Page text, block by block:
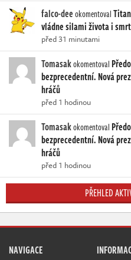
falco-deeokomentoval
vládne silami života i
před 31 minutami
Tomasakokomentoval
bezprecedentní. Nová
hráčů
před 1 hodinou
Tomasakokomentoval
bezprecedentní. Nová
hráčů
před 1 hodinou
PŘEHLED
NAVIGACE